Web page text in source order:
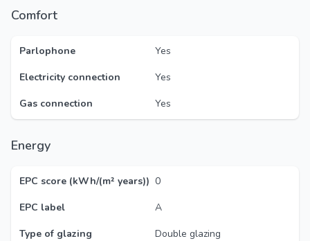
Comfort
Parlophone
Yes
Electricity connection
Yes
Gas connection
Yes
Energy
EPC score (kWh/(m² years)) 0
EPC label
A
Type of glazing
Double glazing